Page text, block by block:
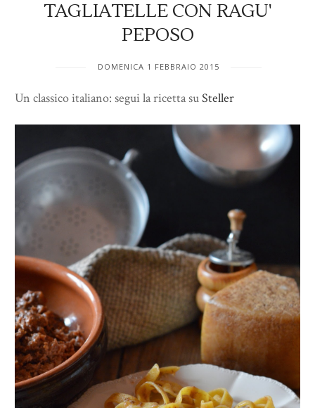
TAGLIATELLE CON RAGU'
PEPOSO
DOMENICA 1 FEBBRAIO 2015
Un classico italiano: segui la ricetta suSteller